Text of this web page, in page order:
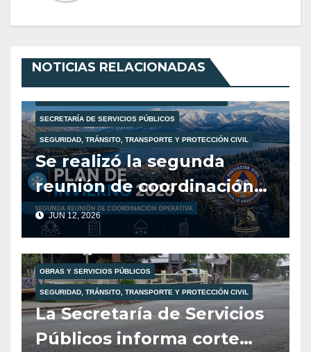
NOTICIAS RELACIONADAS
SECRETARÍA DE ATENCIÓN AL VECINO
SECRETARÍA DE SERVICIOS PÚBLICOS
SEGURIDAD, TRÁNSITO, TRANSPORTE Y PROTECCIÓN CIVIL
Se realizó la segunda
reunión de coordinación
del Plan de Invierno 2026.
JUN 12, 2026
OBRAS Y SERVICIOS PÚBLICOS
SEGURIDAD, TRÁNSITO, TRANSPORTE Y PROTECCIÓN CIVIL
La Secretaría de Servicios
Públicos informa corte